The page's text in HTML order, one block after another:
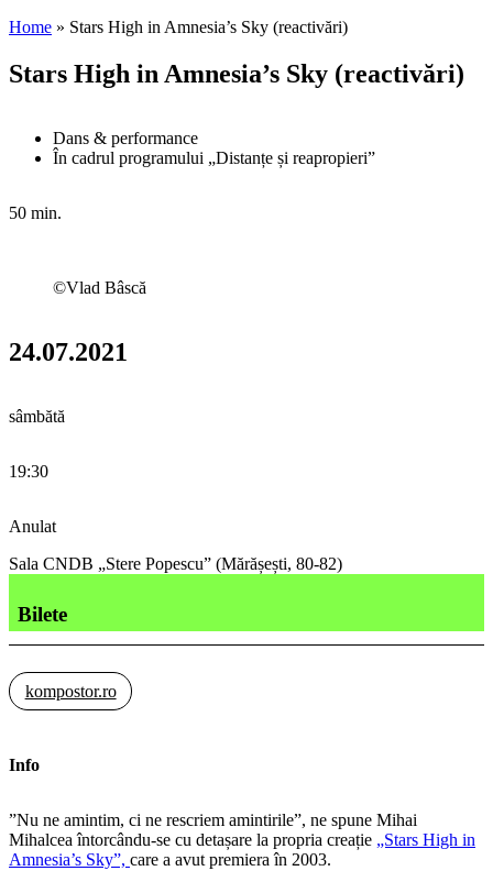
Home » Stars High in Amnesia’s Sky (reactivări)
Stars High in Amnesia’s Sky (reactivări)
Dans & performance
În cadrul programului „Distanțe și reapropieri”
50 min.
©Vlad Bâscă
24.07.2021
sâmbătă
19:30
Anulat
Sala CNDB „Stere Popescu” (Mărășești, 80-82)
Bilete
kompostor.ro
Info
”Nu ne amintim, ci ne rescriem amintirile”, ne spune Mihai
Mihalcea întorcându-se cu detașare la propria creație „Stars High in
Amnesia’s Sky”, care a avut premiera în 2003.